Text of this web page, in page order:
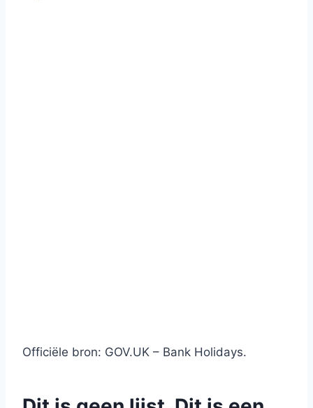
Officiële bron: GOV.UK – Bank Holidays.